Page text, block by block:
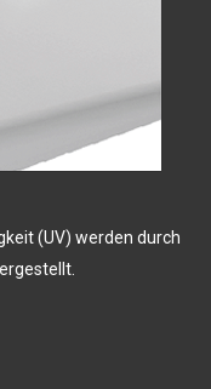
(UV) werden durch